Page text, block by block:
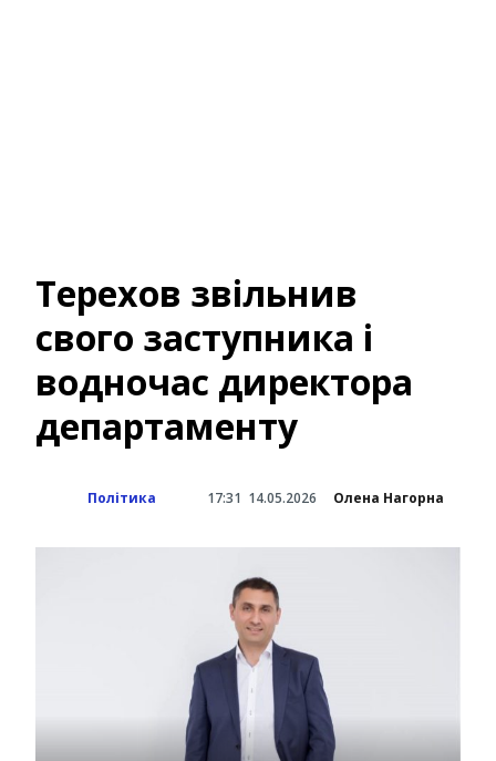
Терехов звільнив
свого заступника і
водночас директора
департаменту
Політика 17:31 14.05.2026 Олена Нагорна